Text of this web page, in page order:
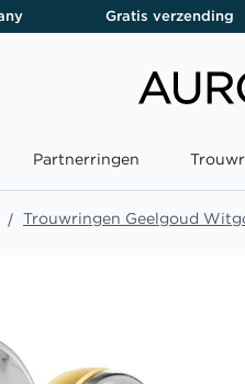
Gratis verzending
Partnerringen
Trouwringen Geelgoud